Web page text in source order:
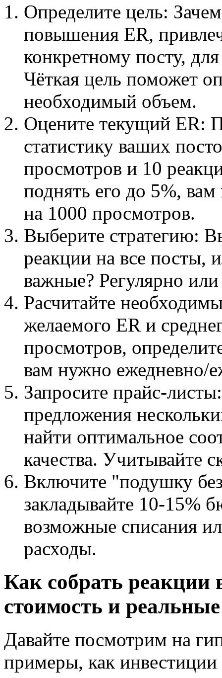
Определите цель:
повышения ER,
конкретному посту,
Чёткая цель поможет
необходимый объем.
Оцените текущий ER:
статистику ваших
просмотров и 10
поднять его до 5%,
на 1000 просмотров.
Выберите стратегию:
реакции на все посты,
важные? Регулярно или
Расчитайте
желаемого ER и
просмотров,
вам нужно ежедневно/
Запросите прайс-
предложения
найти оптимальное
качества. Учитывайте
Включите "подушку
закладывайте 10-15%
возможные списания
расходы.
Как собрать реакции
стоимость и
Давайте посмотрим на
примеры, как инвестиции